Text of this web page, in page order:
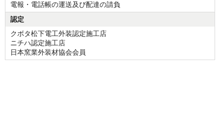
電報・電話帳の運送及び配達の請負
認定
クボタ松下電工外装認定施工店
ニチハ認定施工店
日本窯業外装材協会会員